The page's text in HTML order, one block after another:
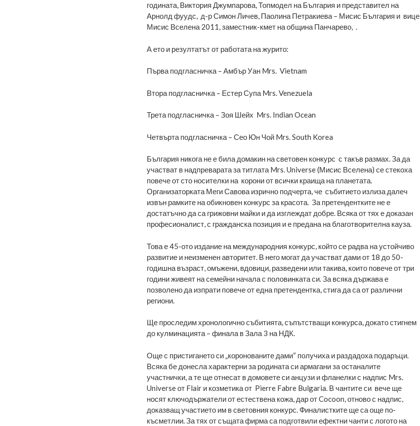
годината, Виктория Джумпарова, Топмодел на България и представител на
Арнолд фуудс, д-р Симон Личев, Паолина Петракиева – Мисис България и вице
Мисис Вселена 2011, заместник-кмет на община Панчарево, .
А ето и резултатът от работата на журито:
Първа подгласничка – Амбър Уан Mrs. Vietnam
Втора подгласничка – Естер Супа Mrs. Venezuela
Трета подгласничка – Зоя Шейх Mrs. Indian Ocean
Четвърта подгласничка – Сео Юн Чой Mrs. South Korea
България никога не е била домакин на световен конкурс с такъв размах. За да
участват в надпреварата за титлата Mrs. Universe (Мисис Вселена) се стекоха
повече от сто носителки на корони от всички краища на планетата.
Организаторката Меги Савова изрично подчерта, че събитието излиза далеч
извън рамките на обикновен конкурс за красота. За претендентките не е
достатъчно да са грижовни майки и да изглеждат добре. Всяка от тях е доказан
професионалист, с гражданска позиция и е предана на благотворителна кауза.
Това е 45-ото издание на международния конкурс, който се радва на устойчиво
развитие и неизменен авторитет. В него могат да участват дами от 18 до 50-
годишна възраст, омъжени, вдовици, разведени или такива, които повече от три
години живеят на семейни начала с половинката си. За всяка държава е
позволено да изпрати повече от една претендентка, стига да са от различни
региони.
Ще проследим хронологично събитията, съпътстващи конкурса, докато стигнем
до кулминацията – финала в Зала 3 на НДК.
Още с пристигането си „коронованите дами“ получиха и раздадоха подаръци.
Всяка бе донесла характерни за родината си армагани за останалите
участнички, а те ще отнесат в домовете си анцузи и фланелки с надпис Mrs.
Universe от Flair и козметика от Pierre Fabre Bulgaria. В чантите си вече ще
носят ключодържатели от естествена кожа, дар от Cocoon, отново с надпис,
доказващ участието им в световния конкурс. Финалистките ще са още по-
късметлии. За тях от същата фирма са подготвили ефектни чанти с логото на